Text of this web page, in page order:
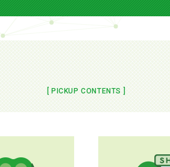
[ PICKUP CONTENTS ]